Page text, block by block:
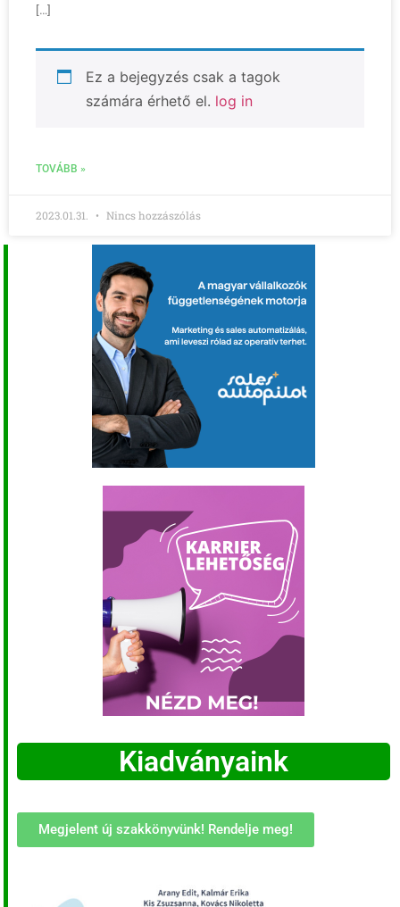
[…]
Ez a bejegyzés csak a tagok
számára érhető el. log in
TOVÁBB »
2023.01.31. Nincs hozzászólás
Kiadványaink
Megjelent új szakkönyvünk! Rendelje meg!